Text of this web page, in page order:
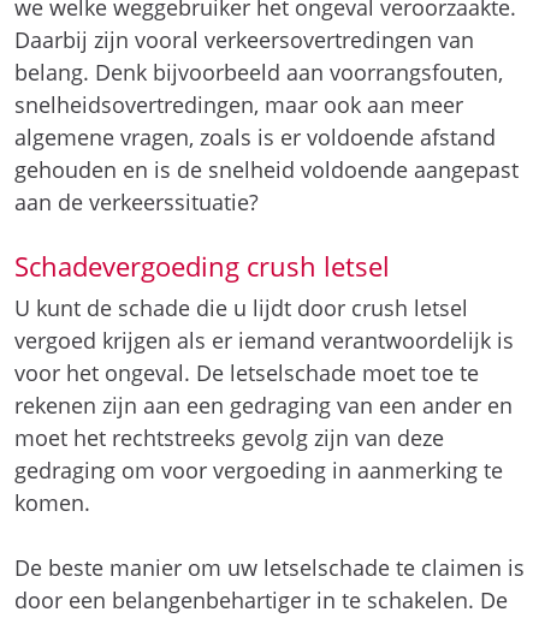
we welke weggebruiker het ongeval veroorzaakte.
Daarbij zijn vooral verkeersovertredingen van
belang. Denk bijvoorbeeld aan voorrangsfouten,
snelheidsovertredingen, maar ook aan meer
algemene vragen, zoals is er voldoende afstand
gehouden en is de snelheid voldoende aangepast
aan de verkeerssituatie?
Schadevergoeding crush letsel
U kunt de schade die u lijdt door crush letsel
vergoed krijgen als er iemand verantwoordelijk is
voor het ongeval. De letselschade moet toe te
rekenen zijn aan een gedraging van een ander en
moet het rechtstreeks gevolg zijn van deze
gedraging om voor vergoeding in aanmerking te
komen.
De beste manier om uw letselschade te claimen is
door een belangenbehartiger in te schakelen. De